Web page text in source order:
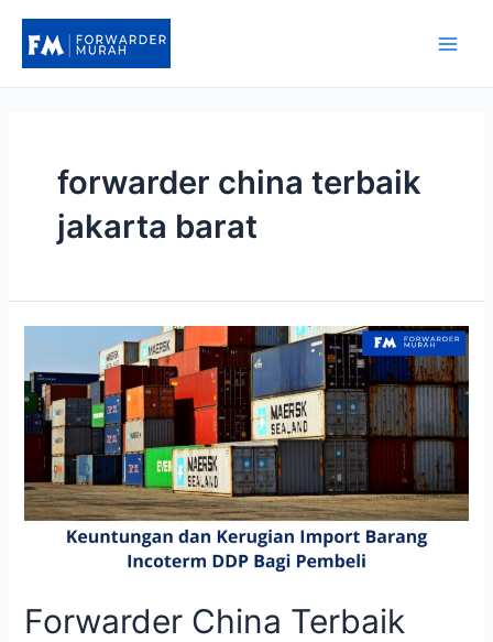
konten
forwarder china terbaik
jakarta barat
Forwarder China Terbaik